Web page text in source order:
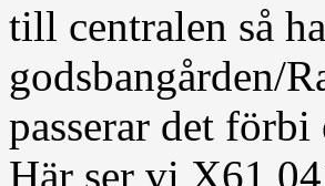
till centralen så
godsbangården/
passerar det
Här ser vi X61